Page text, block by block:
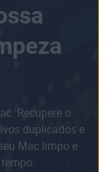
Recupere o
duplicados e
Mac limpo e